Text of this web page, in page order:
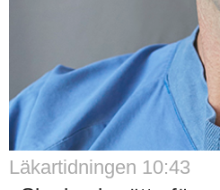
Läkartidningen 10:43